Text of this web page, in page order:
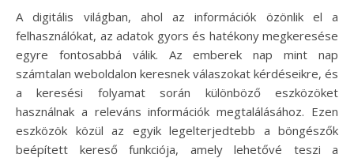
A digitális világban, ahol az információk özönlik el a
felhasználókat, az adatok gyors és hatékony megkeresése
egyre fontosabbá válik. Az emberek nap mint nap
számtalan weboldalon keresnek válaszokat kérdéseikre, és
a keresési folyamat során különböző eszközöket
használnak a releváns információk megtalálásához. Ezen
eszközök közül az egyik legelterjedtebb a böngészők
beépített kereső funkciója, amely lehetővé teszi a